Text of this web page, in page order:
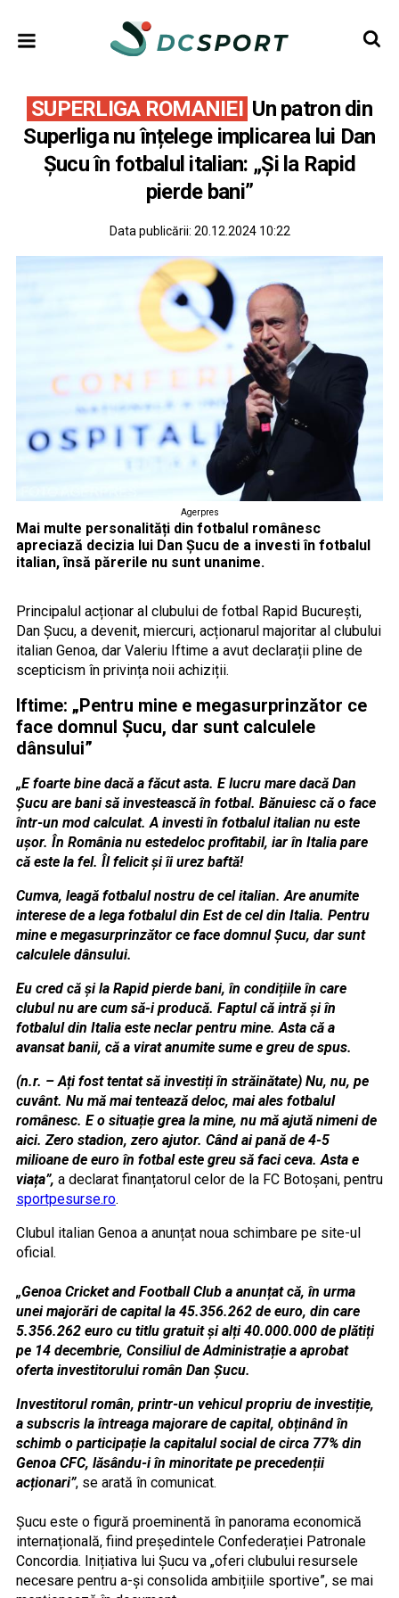
SUPERLIGA ROMANIEI Un patron din
Superliga nu înțelege implicarea lui Dan
Șucu în fotbalul italian: „Și la Rapid
pierde bani”
Data publicării: 20.12.2024 10:22
Agerpres
Mai multe personalități din fotbalul românesc
apreciază decizia lui Dan Șucu de a investi în fotbalul
italian, însă părerile nu sunt unanime.
Principalul acționar al clubului de fotbal Rapid București,
Dan Șucu, a devenit, miercuri, acționarul majoritar al clubului
italian Genoa, dar Valeriu Iftime a avut declarații pline de
scepticism în privința noii achiziții.
Iftime: „Pentru mine e megasurprinzător ce
face domnul Șucu, dar sunt calculele
dânsului”
„E foarte bine dacă a făcut asta. E lucru mare dacă Dan
Șucu are bani să investească în fotbal. Bănuiesc că o face
într-un mod calculat. A investi în fotbalul italian nu este
ușor. În România nu estedeloc profitabil, iar în Italia pare
că este la fel. Îl felicit și îiurez baftă!
Cumva, leagă fotbalul nostru de cel italian. Are anumite
interese de a lega fotbalul din Est de cel din Italia. Pentru
mine e megasurprinzător ce face domnul Șucu, dar sunt
calculele dânsului.
Eu cred că și la Rapid pierde bani, în condițiile în care
clubul nu are cum să-i producă. Faptul că intră și în
fotbalul din Italia este neclar pentru mine. Asta că a
avansat banii, că a viratanumite sume e greu de spus.
(n.r. – Ați fost tentat să investiți în străinătate) Nu, nu, pe
cuvânt. Nu mă mai tentează deloc, mai ales fotbalul
românesc. E o situație grea la mine, nu mă ajută nimeni de
aici. Zero stadion, zero ajutor. Când ai pană de 4-5
milioane de euro în fotbal este greu să faciceva. Asta e
viața”, a declarat finanțatorul celor de la FC Botoșani, pentru
sportpesurse.ro.
Clubul italian Genoa a anunțat noua schimbare pe site-ul
oficial.
„Genoa Cricket and Football Club a anunțat că, în urma
unei majorări de capital la 45.356.262 de euro, din care
5.356.262 euro cu titlu gratuit și alți 40.000.000 de plătiți
pe 14 decembrie, Consiliul de Administrație a aprobat
oferta investitorului român Dan Șucu.
Investitorul român, printr-un vehicul propriu de investiție,
a subscris la întreaga majorare de capital, obținând în
schimb o participație la capitalul social de circa 77% din
Genoa CFC, lăsându-i în minoritate pe precedenții
acționari”, se arată în comunicat.
Șucu este o figură proeminentă în panorama economică
internațională, fiind președintele Confederației Patronale
Concordia. Inițiativa lui Șucu va „oferi clubului resursele
necesare pentru a-și consolida ambițiile sportive”, se mai